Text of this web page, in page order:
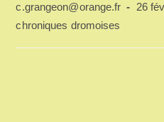
Auteur/autrice
de
publication :
c.grangeon@orange.fr
26
Post
chroniques dromoises